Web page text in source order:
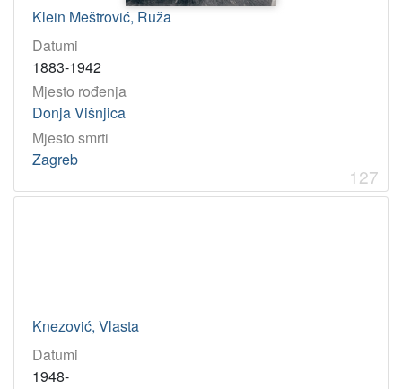
Klein Meštrović, Ruža
Datumi
1883-1942
Mjesto rođenja
Donja Višnjica
Mjesto smrti
Zagreb
127
Knezović, Vlasta
Datumi
1948-